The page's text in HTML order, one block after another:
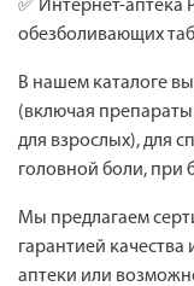
✅ Интернет-аптека
обезболивающих
В нашем каталоге
(включая
для взрослых), для
головной боли, при
Мы предлагаем
гарантией
аптеки или